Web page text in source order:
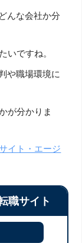
んな会社か分
いですね。
や職場環境に
が分かりま
イト・エージ
職サイト